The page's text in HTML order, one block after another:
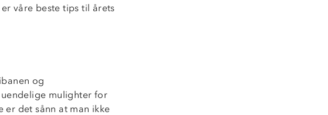
våre beste tips til årets
og
mulighter for
er det sånn at man ikke